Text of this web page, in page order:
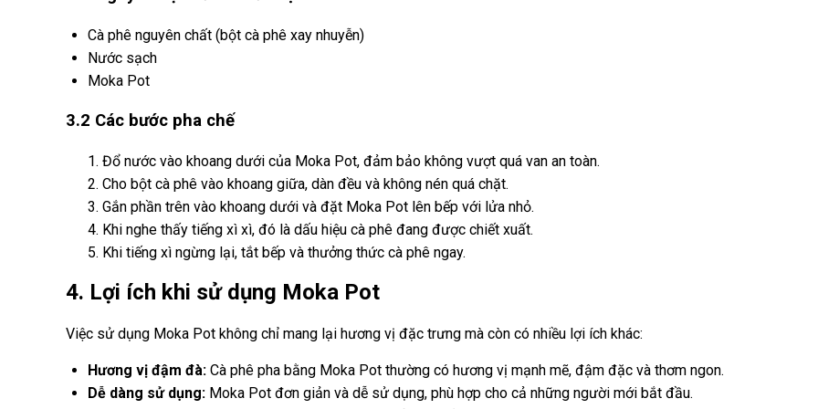
Cà phê nguyên chất (bột cà phê xay nhuyễn)
Nước sạch
Moka Pot
3.2 Các bước pha chế
Đổ nước vào khoang dưới của Moka Pot, đảm bảo không vượt quá van an toàn.
Cho bột cà phê vào khoang giữa, dàn đều và không nén quá chặt.
Gắn phần trên vào khoang dưới và đặt Moka Pot lên bếp với lửa nhỏ.
Khi nghe thấy tiếng xì xì, đó là dấu hiệu cà phê đang được chiết xuất.
Khi tiếng xì ngừng lại, tắt bếp và thưởng thức cà phê ngay.
4. Lợi ích khi sử dụng Moka Pot
Việc sử dụng Moka Pot không chỉ mang lại hương vị đặc trưng mà còn có nhiều lợi ích khác:
Hương vị đậm đà: Cà phê pha bằng Moka Pot thường có hương vị mạnh mẽ, đậm đặc và thơm ngon.
Dễ dàng sử dụng: Moka Pot đơn giản và dễ sử dụng, phù hợp cho cả những người mới bắt đầu.